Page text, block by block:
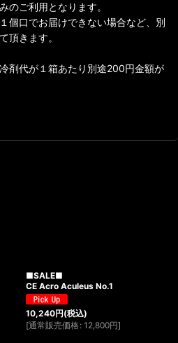
のご利用となります。
個口でお届けできない場合など、別
頂きます。
剤代が１箱あたり別途200円金額が
■SALE■
CE Acro Aculeus No.1
10,240円(税込)
[通常販売価格 : 12,800円]